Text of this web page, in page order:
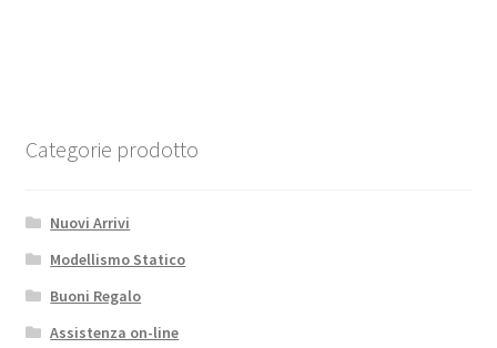
Bronco
RC4WD
quantità
Categorie prodotto
Nuovi Arrivi
Modellismo Statico
Buoni Regalo
Assistenza on-line